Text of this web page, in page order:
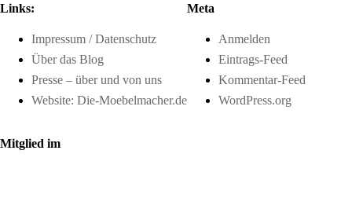
Links:
Impressum / Datenschutz
Über das Blog
Presse – über und von uns
Website: Die-Moebelmacher.de
Meta
Anmelden
Eintrags-Feed
Kommentar-Feed
WordPress.org
Mitglied im